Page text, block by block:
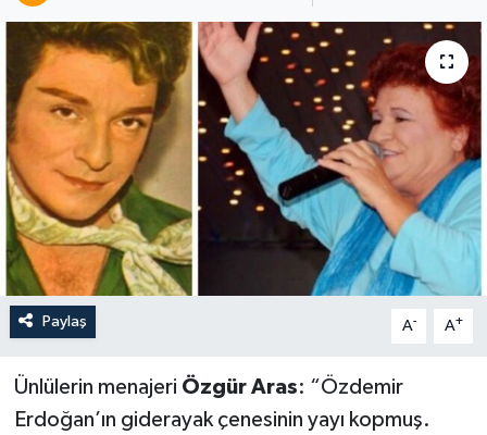
Paylaş A- A+
Ünlülerin menajeri Özgür Aras: “Özdemir
Erdoğan’ın giderayak çenesinin yayı kopmuş.